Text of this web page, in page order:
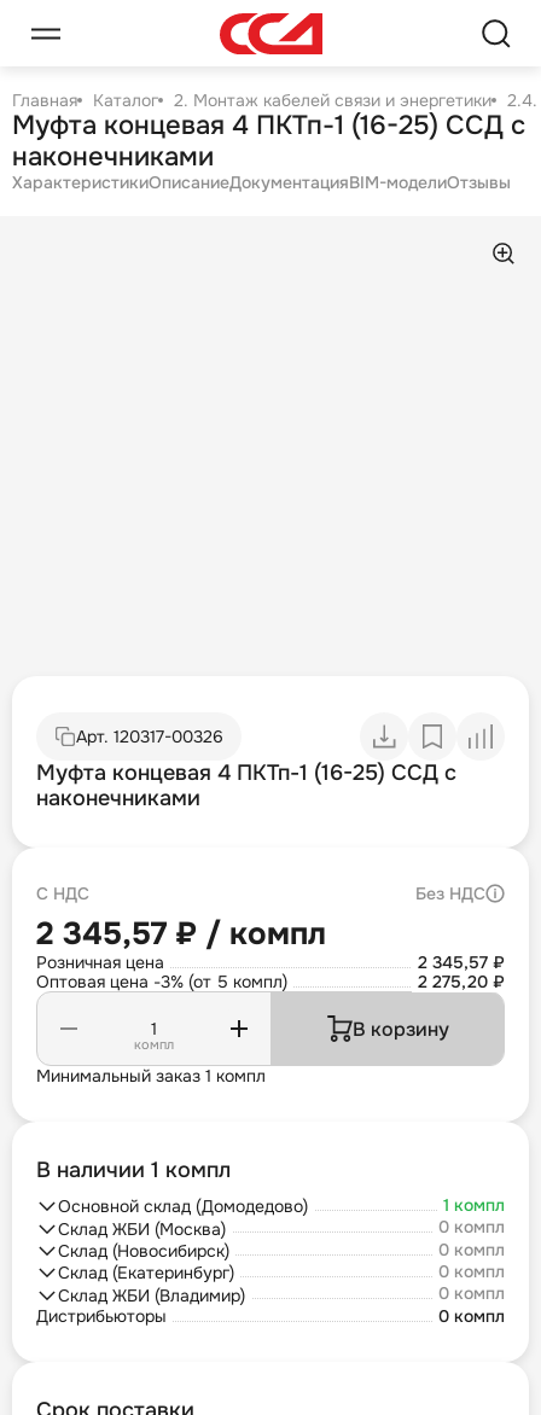
Главная Каталог 2. Монтаж кабелей связи и энергетики 2.4.
Муфта концевая 4 ПКТп-1 (16-25) ССД с
наконечниками
ХарактеристикиОписаниеДокументацияBIM-моделиОтзывы
Арт. 120317-00326
Муфта концевая 4 ПКТп-1 (16-25) ССД с
наконечниками
С НДС Без НДС
2 345,57 ₽ / компл
Розничная цена
2 345,57 ₽
Оптовая цена -3% (от 5 компл)
2 275,20 ₽
компл
В корзину
Минимальный заказ 1 компл
В наличии 1 компл
Основной склад (Домодедово)
1 компл
Склад ЖБИ (Москва)
0 компл
Склад (Новосибирск)
0 компл
Склад (Екатеринбург)
0 компл
Склад ЖБИ (Владимир)
0 компл
Дистрибьюторы
0 компл